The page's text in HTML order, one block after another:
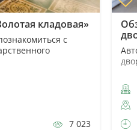
кладовая»
с
7 023